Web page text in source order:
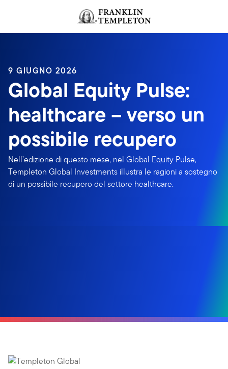
Header menu toggle
9 GIUGNO 2026
Global Equity Pulse:
healthcare – verso un
possibile recupero
Nell’edizione di questo mese, nel Global Equity Pulse,
Templeton Global Investments illustra le ragioni a sostegno
di un possibile recupero del settore healthcare.